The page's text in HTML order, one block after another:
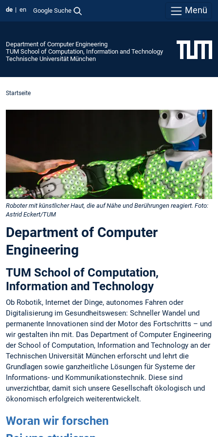
de en Google Suche Menü
Department of Computer Engineering
TUM School of Computation, Information and Technology
Technische Universität München
Startseite
Roboter mit künstlicher Haut, die auf Nähe und Berührungen reagiert. Foto:
Astrid Eckert/TUM
Department of Computer
Engineering
TUM School of Computation,
Information and Technology
Ob Robotik, Internet der Dinge, autonomes Fahren oder
Digitalisierung im Gesundheitswesen: Schneller Wandel und
permanente Innovationen sind der Motor des Fortschritts – und
wir gestalten ihn mit. Das Department of Computer Engineering
der School of Computation, Information and Technology an der
Technischen Universität München erforscht und lehrt die
Grundlagen sowie ganzheitliche Lösungen für Systeme der
Informations- und Kommunikationstechnik. Diese sind
unverzichtbar, damit sich unsere Gesellschaft ökologisch und
ökonomisch erfolgreich weiterentwickelt.
Woran wir forschen